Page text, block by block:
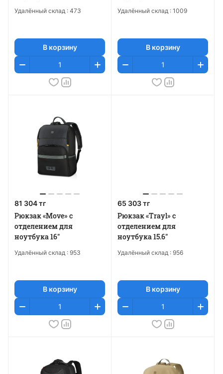
Удалённый склад : 473
В корзину
Удалённый склад : 1009
В корзину
81 304 тг
Рюкзак «Move» с
отделением для
ноутбука 16"
Удалённый склад : 953
В корзину
65 303 тг
Рюкзак «Trayl» с
отделением для
ноутбука 15.6"
Удалённый склад : 956
В корзину